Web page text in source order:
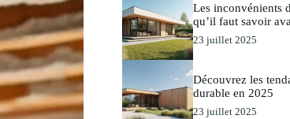
Les inconvénients
qu’il faut savoir
23 juillet 2025
Découvrez les
durable en 2025
23 juillet 2025